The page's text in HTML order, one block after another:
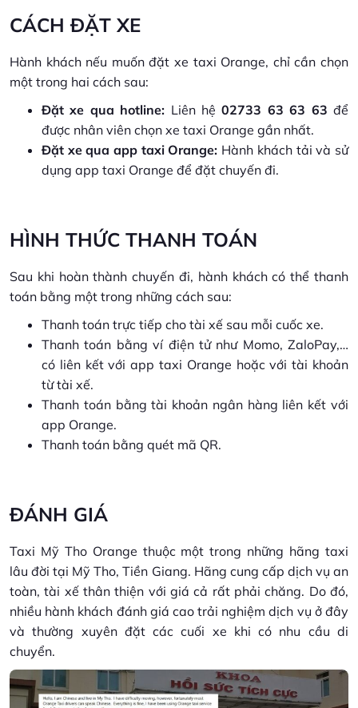
CÁCH ĐẶT XE
Hành khách nếu muốn đặt xe taxi Orange, chỉ cần chọn
một trong hai cách sau:
Đặt xe qua hotline: Liên hệ 02733 63 63 63để
được nhân viên chọn xe taxi Orange gần nhất.
Đặt xe qua app taxi Orange: Hành khách tải và sử
dụng app taxi Orange để đặt chuyến đi.
HÌNH THỨC THANH TOÁN
Sau khi hoàn thành chuyến đi, hành khách có thể thanh
toán bằng một trong những cách sau:
Thanh toán trực tiếp cho tài xế sau mỗi cuốc xe.
Thanh toán bằng ví điện tử như Momo, ZaloPay,…
có liên kết với app taxi Orange hoặc với tài khoản
từ tài xế.
Thanh toán bằng tài khoản ngân hàng liên kết với
app Orange.
Thanh toán bằng quét mã QR.
ĐÁNH GIÁ
Taxi Mỹ Tho Orange thuộc một trong những hãng taxi
lâu đời tại Mỹ Tho, Tiền Giang. Hãng cung cấp dịch vụ an
toàn, tài xế thân thiện với giá cả rất phải chăng. Do đó,
nhiều hành khách đánh giá cao trải nghiệm dịch vụ ở đây
và thường xuyên đặt các cuối xe khi có nhu cầu di
chuyển.